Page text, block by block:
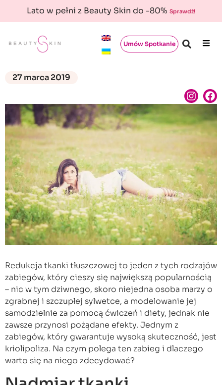
Lato w pełni z Beauty Skin do -80% Sprawdź!
Umów Spotkanie
27 marca 2019
Redukcja tkanki tłuszczowej to jeden z tych rodzajów
zabiegów, który cieszy się największą popularnością
– nic w tym dziwnego, skoro niejedna osoba marzy o
zgrabnej i szczupłej sylwetce, a modelowanie jej
samodzielnie za pomocą ćwiczeń i diety, jednak nie
zawsze przynosi pożądane efekty. Jednym z
zabiegów, który gwarantuje wysoką skuteczność, jest
kriolipoliza. Na czym polega ten zabieg i dlaczego
warto się na niego zdecydować?